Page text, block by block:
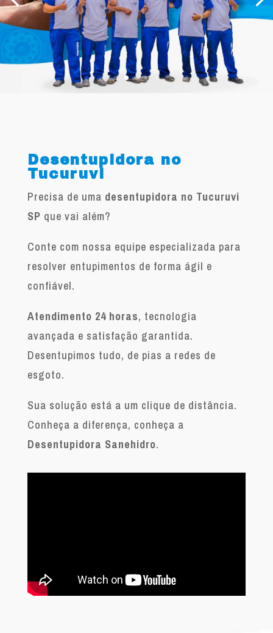
Desentupidora no
Tucuruvi
Precisa de uma desentupidora no Tucuruvi
SP que vai além?
Conte com nossa equipe especializada para
resolver entupimentos de forma ágil e
confiável.
Atendimento 24 horas, tecnologia
avançada e satisfação garantida.
Desentupimos tudo, de pias a redes de
esgoto.
Sua solução está a um clique de distância.
Conheça a diferença, conheça a
Desentupidora Sanehidro.